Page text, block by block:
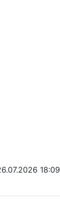
18:09